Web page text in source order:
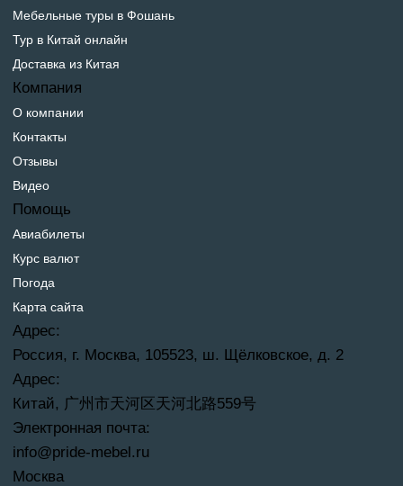
Мебельные туры в Фошань
Тур в Китай онлайн
Доставка из Китая
Компания
О компании
Контакты
Отзывы
Видео
Помощь
Авиабилеты
Курс валют
Погода
Карта сайта
Адрес:
Россия, г. Москва, 105523, ш. Щёлковское, д. 2
Адрес:
Китай, 广州市天河区天河北路559号
Электронная почта:
info@pride-mebel.ru
Москва